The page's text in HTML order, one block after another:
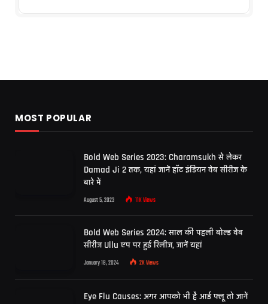
MOST POPULAR
Bold Web Series 2023: Charamsukh से लेकर
Damad Ji 2 तक, यहां जानें हॉट इंडियन वेब सीरीज के
बारे में
August 5, 2023 11KViews
Bold Web Series 2024: साल की पहली बोल्ड वेब
सीरीज Ullu एप पर हुई रिलीज, जानें यहां
January 18, 2024 2KViews
Eye Flu Causes: अगर आपको भी है आई फ्लू तो जानें